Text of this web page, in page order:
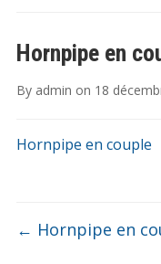
Hornpipe en
By admin on 18
Hornpipe en couple
← Hornpipe en